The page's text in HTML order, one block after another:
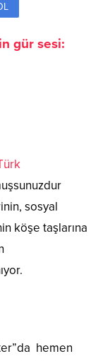
gür sesi:
sosyal
köşe taşlarına
hemen